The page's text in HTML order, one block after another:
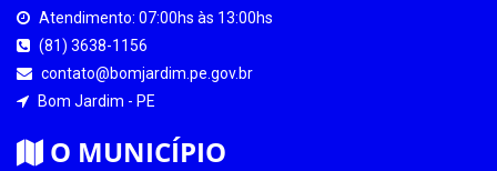
Atendimento: 07:00hs às 13:00hs
(81) 3638-1156
contato@bomjardim.pe.gov.br
Bom Jardim - PE
O MUNICÍPIO